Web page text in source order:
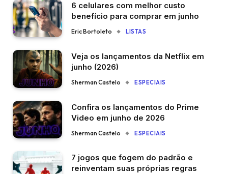
6 celulares com melhor custo
benefício para comprar em junho
Eric Bortoleto LISTAS
Veja os lançamentos da Netflix em
junho (2026)
Sherman Castelo ESPECIAIS
Confira os lançamentos do Prime
Video em junho de 2026
Sherman Castelo ESPECIAIS
7 jogos que fogem do padrão e
reinventam suas próprias regras